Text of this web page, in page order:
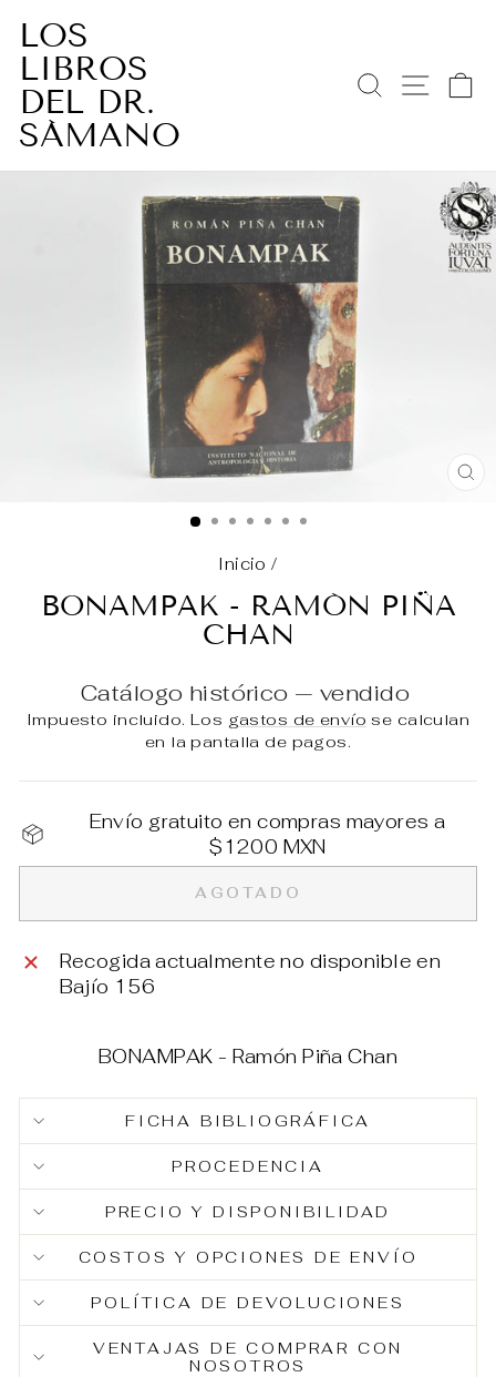
directamente
contenido
LOS
LIBROS
DEL DR.
SÁMANO
BUSCAR
Inicio /
BONAMPAK - RAMÓN PIÑA
CHAN
Catálogo histórico — vendido
Impuesto incluido. Los gastos de envío se calculan
en la pantalla de pagos.
Envío gratuito en compras mayores a
$1200 MXN
AGOTADO
Recogida actualmente no disponible en
Bajío 156
BONAMPAK - Ramón Piña Chan
FICHA BIBLIOGRÁFICA
PROCEDENCIA
PRECIO Y DISPONIBILIDAD
COSTOS Y OPCIONES DE ENVÍO
POLÍTICA DE DEVOLUCIONES
VENTAJAS DE COMPRAR CON
NOSOTROS